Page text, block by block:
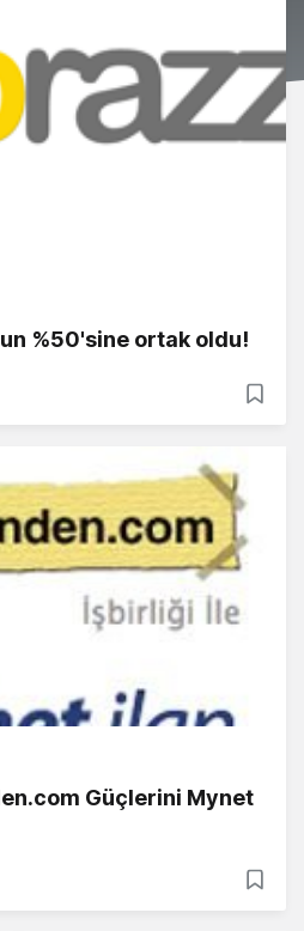
%50'sine ortak oldu!
Güçlerini Mynet